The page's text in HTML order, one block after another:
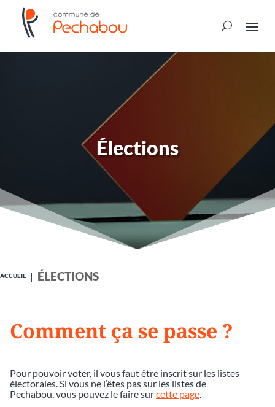
Élections
ACCUEIL ÉLECTIONS
Comment ça se passe ?
Pour pouvoir voter, il vous faut être inscrit sur les listes
électorales. Si vous ne l’êtes pas sur les listes de
Pechabou, vous pouvez le faire surcette page